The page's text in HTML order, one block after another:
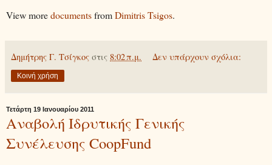
View moredocumentsfromDimitris Tsigos.
Δημήτρης Γ. Τσίγκος στις 8:02 π.μ. Δεν υπάρχουν σχόλια:
Κοινή χρήση
Τετάρτη 19 Ιανουαρίου 2011
Αναβολή Ιδρυτικής Γενικής
Συνέλευσης CoopFund